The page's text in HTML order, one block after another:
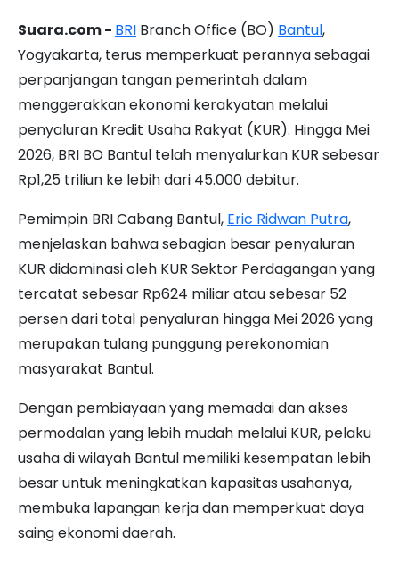
Suara.com - BRI Branch Office (BO) Bantul,
Yogyakarta, terus memperkuat perannya sebagai
perpanjangan tangan pemerintah dalam
menggerakkan ekonomi kerakyatan melalui
penyaluran Kredit Usaha Rakyat (KUR). Hingga Mei
2026, BRI BO Bantul telah menyalurkan KUR sebesar
Rp1,25 triliun ke lebih dari 45.000 debitur.
Pemimpin BRI Cabang Bantul, Eric Ridwan Putra,
menjelaskan bahwa sebagian besar penyaluran
KUR didominasi oleh KUR Sektor Perdagangan yang
tercatat sebesar Rp624 miliar atau sebesar 52
persen dari total penyaluran hingga Mei 2026 yang
merupakan tulang punggung perekonomian
masyarakat Bantul.
Dengan pembiayaan yang memadai dan akses
permodalan yang lebih mudah melalui KUR, pelaku
usaha di wilayah Bantul memiliki kesempatan lebih
besar untuk meningkatkan kapasitas usahanya,
membuka lapangan kerja dan memperkuat daya
saing ekonomi daerah.